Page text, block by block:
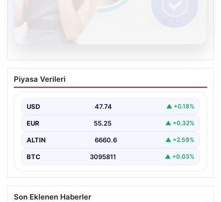
Kelebek sohbet platformu İle Dijital
İletişimin Seviyeli Adresi Ve Chat
İnternet dünyasında insanların kaliteli bir biçimde irtibat
Günümüzde pek…
Piyasa Verileri
USD 47.74 ▲ +0.18%
EUR 55.25 ▲ +0.32%
ALTIN 6660.6 ▲ +2.59%
BTC 3095811 ▲ +0.03%
Son Eklenen Haberler